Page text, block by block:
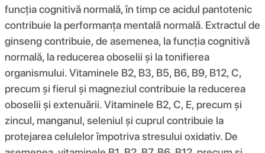
funcția cognitivă normală, în timp ce acidul pantotenic
contribuie la performanța mentală normală. Extractul de
ginseng contribuie, de asemenea, la funcția cognitivă
normală, la reducerea oboselii și la tonifierea
organismului. Vitaminele B2, B3, B5, B6, B9, B12, C,
precum și fierul și magneziul contribuie la reducerea
oboselii și extenuării. Vitaminele B2, C, E, precum și
zincul, manganul, seleniul și cuprul contribuie la
protejarea celulelor împotriva stresului oxidativ. De